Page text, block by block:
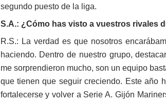
segundo puesto de la liga.
S.A.: ¿Cómo has visto a vuestros rivales
R.S.: La verdad es que nosotros
haciendo. Dentro de nuestro grupo,
me sorprendieron mucho, son un equipo
que tienen que seguir creciendo. Este año
fortalecerse y volver a Serie A. Gijón